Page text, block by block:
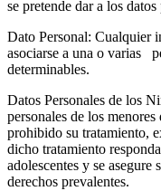
se pretende dar a los datos
Dato Personal: Cualquier
asociarse a una o varias
determinables.
Datos Personales de los
personales de los
prohibido su tratamiento,
dicho tratamiento
adolescentes y se asegure
derechos prevalentes.